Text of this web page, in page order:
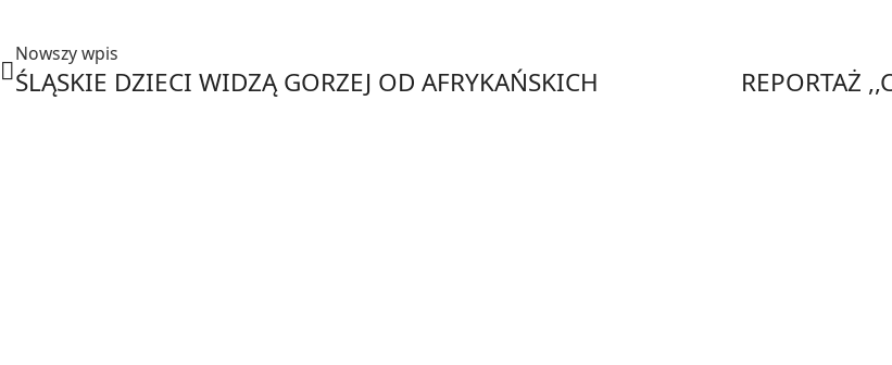
REPORTAŻ
ŚLĄSKIE DZIECI WIDZĄ GORZEJ OD AFRYKAŃSKICH
Nowszy wpis